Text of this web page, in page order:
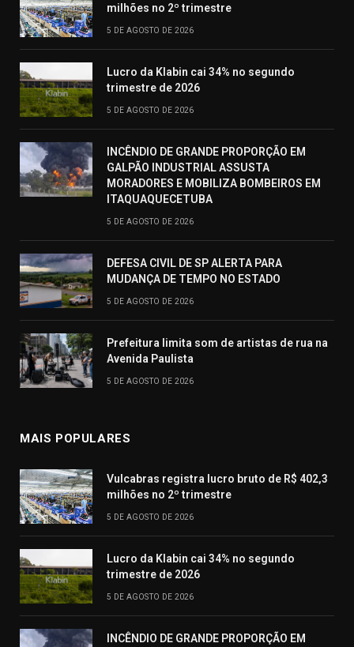
milhões no 2º trimestre
5 DE AGOSTO DE 2026
Lucro da Klabin cai 34% no segundo
trimestre de 2026
5 DE AGOSTO DE 2026
INCÊNDIO DE GRANDE PROPORÇÃO EM
GALPÃO INDUSTRIAL ASSUSTA
MORADORES E MOBILIZA BOMBEIROS EM
ITAQUAQUECETUBA
5 DE AGOSTO DE 2026
DEFESA CIVIL DE SP ALERTA PARA
MUDANÇA DE TEMPO NO ESTADO
5 DE AGOSTO DE 2026
Prefeitura limita som de artistas de rua na
Avenida Paulista
5 DE AGOSTO DE 2026
MAIS POPULARES
Vulcabras registra lucro bruto de R$ 402,3
milhões no 2º trimestre
5 DE AGOSTO DE 2026
Lucro da Klabin cai 34% no segundo
trimestre de 2026
5 DE AGOSTO DE 2026
INCÊNDIO DE GRANDE PROPORÇÃO EM